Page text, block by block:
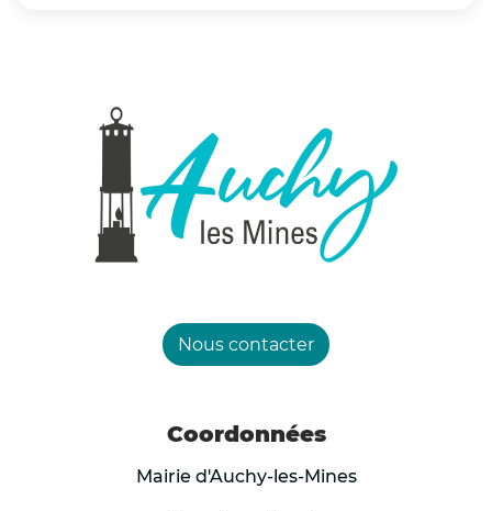
Ne pas pratiquer d’activités physiques,
Maintenir son logement au frais.
Nous contacter
Coordonnées
Mairie d'Auchy-les-Mines